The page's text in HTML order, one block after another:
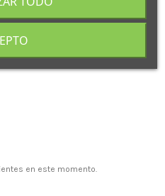
en este momento.